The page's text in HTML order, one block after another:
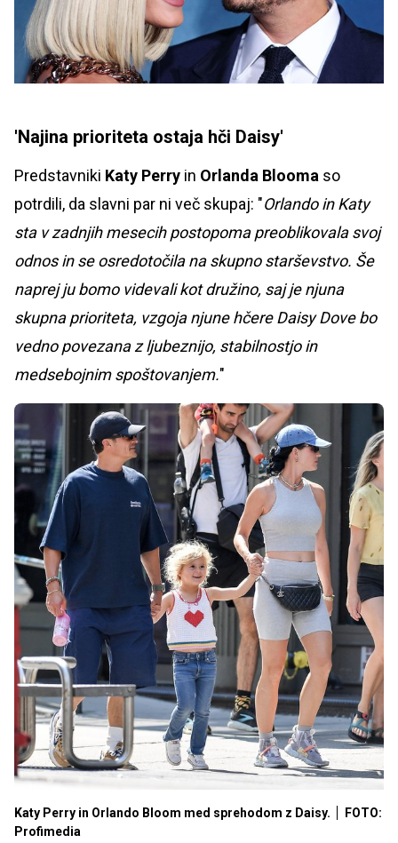
'Najina prioriteta ostaja hči Daisy'
Predstavniki Katy Perry in Orlanda Blooma so
potrdili, da slavni par ni več skupaj: "Orlando in Katy
sta v zadnjih mesecih postopoma preoblikovala svoj
odnos in se osredotočila na skupno starševstvo. Še
naprej ju bomo videvali kot družino, saj je njuna
skupna prioriteta, vzgoja njune hčere Daisy Dove bo
vedno povezana z ljubeznijo, stabilnostjo in
medsebojnim spoštovanjem."
Katy Perry in Orlando Bloom med sprehodom z Daisy.
FOTO:
Profimedia